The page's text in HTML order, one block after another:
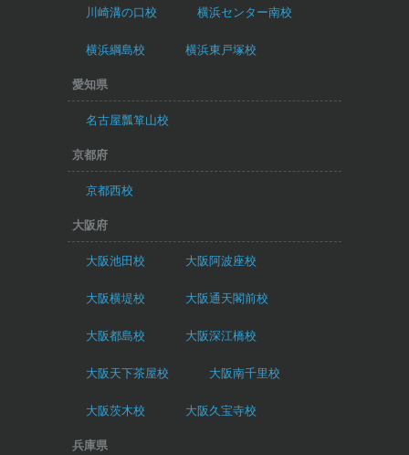
川崎溝の口校 横浜センター南校
横浜綱島校 横浜東戸塚校
愛知県
名古屋瓢箪山校
京都府
京都西校
大阪府
大阪池田校 大阪阿波座校
大阪横堤校 大阪通天閣前校
大阪都島校 大阪深江橋校
大阪天下茶屋校 大阪南千里校
大阪茨木校 大阪久宝寺校
兵庫県